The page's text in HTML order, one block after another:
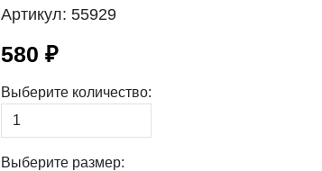
Артикул: 55929
580 ₽
Выберите количество:
Выберите размер: